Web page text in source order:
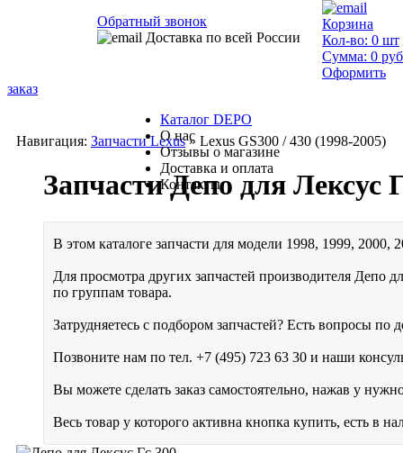
Навигация: Запчасти Lexus» Lexus GS300 / 430 (1998-2005)
Запчасти Депо для Лексус
В этом каталоге запчасти для модели 1998, 1999, 2000,
Для просмотра других запчастей производителя Депо
по группам товара.
Затрудняетесь с подбором запчастей? Есть вопросы по
Позвоните нам по тел. +7 (495) 723 63 30 и наши
Вы можете сделать заказ самостоятельно, нажав у
Весь товар у которого активна кнопка купить, есть в
Обратный звонок
Доставка по всей России
Корзина
Кол-во: 0 шт
Сумма: 0
Оформить
заказ
Каталог DEPO
О нас
Отзывы о магазине
Доставка и оплата
Контакты